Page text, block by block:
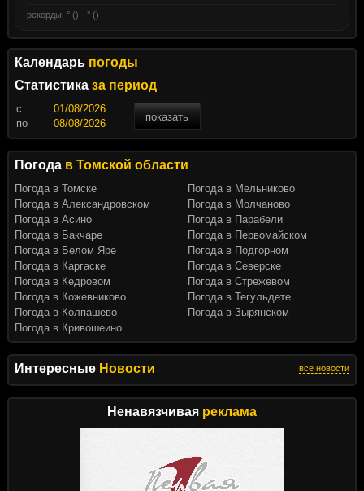
Интересные Новости все новости
Ненавязчивая реклама
рекорды: ° () · ° ()
Календарь погоды
Статистика за период
c
показать
по
Погода в Томской области
Погода в Томске
Погода в Александровском
Погода в Асино
Погода в Бакчаре
Погода в Белом Яре
Погода в Каргаске
Погода в Кедровом
Погода в Кожевниково
Погода в Колпашево
Погода в Кривошеино
Погода в Мельниково
Погода в Молчаново
Погода в Парабели
Погода в Первомайском
Погода в Подгорном
Погода в Северске
Погода в Стрежевом
Погода в Тегульдете
Погода в Зырянском